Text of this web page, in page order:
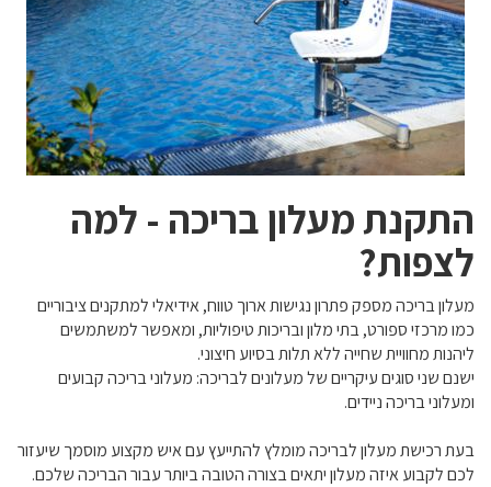
התקנת מעלון בריכה - למה
לצפות?
מעלון בריכה מספק פתרון נגישות ארוך טווח, אידיאלי למתקנים ציבוריים
כמו מרכזי ספורט, בתי מלון ובריכות טיפוליות, ומאפשר למשתמשים
ליהנות מחוויית שחייה ללא תלות בסיוע חיצוני.
ישנם שני סוגים עיקריים של מעלונים לבריכה: מעלוני בריכה קבועים
ומעלוני בריכה ניידים.
בעת רכישת מעלון לבריכה מומלץ להתייעץ עם איש מקצוע מוסמך שיעזור
לכם לקבוע איזה מעלון יתאים בצורה הטובה ביותר עבור הבריכה שלכם.